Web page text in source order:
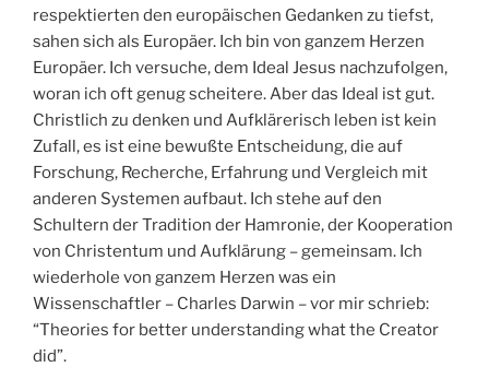
respektierten den europäischen Gedanken zu tiefst,
sahen sich als Europäer. Ich bin von ganzem Herzen
Europäer. Ich versuche, dem Ideal Jesus nachzufolgen,
woran ich oft genug scheitere. Aber das Ideal ist gut.
Christlich zu denken und Aufklärerisch leben ist kein
Zufall, es ist eine bewußte Entscheidung, die auf
Forschung, Recherche, Erfahrung und Vergleich mit
anderen Systemen aufbaut. Ich stehe auf den
Schultern der Tradition der Hamronie, der Kooperation
von Christentum und Aufklärung – gemeinsam. Ich
wiederhole von ganzem Herzen was ein
Wissenschaftler – Charles Darwin – vor mir schrieb:
“Theories for better understanding what the Creator
did”.